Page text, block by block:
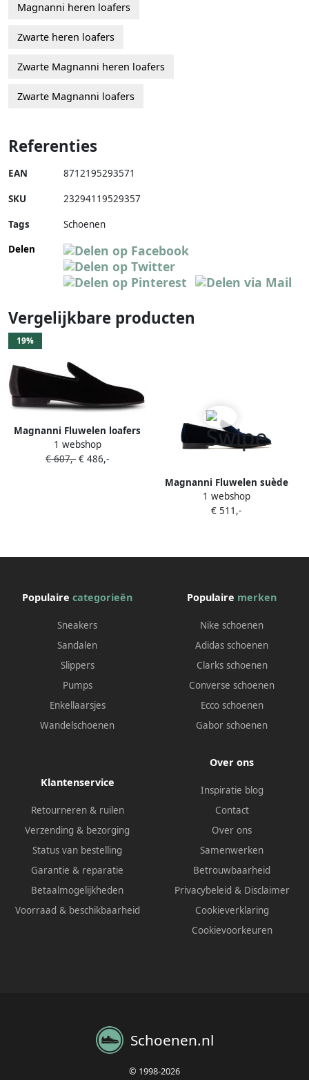
Magnanni heren loafers
Zwarte heren loafers
Zwarte Magnanni heren loafers
Zwarte Magnanni loafers
Referenties
EAN 8712195293571
SKU 23294119529357
Tags
Schoenen
Delen
Vergelijkbare producten
19%
Magnanni Fluwelen loafers
Zwart
1 webshop
€ 607,- € 486,-
Magnanni Fluwelen suède
loafers Blauw
1 webshop
€ 511,-
Populaire categorieën
Sneakers
Sandalen
Slippers
Pumps
Enkellaarsjes
Wandelschoenen
Populaire merken
Nike schoenen
Adidas schoenen
Clarks schoenen
Converse schoenen
Ecco schoenen
Gabor schoenen
Klantenservice
Retourneren & ruilen
Verzending & bezorging
Status van bestelling
Garantie & reparatie
Betaalmogelijkheden
Voorraad & beschikbaarheid
Over ons
Inspiratie blog
Contact
Over ons
Samenwerken
Betrouwbaarheid
Privacybeleid & Disclaimer
Cookieverklaring
Cookievoorkeuren
Schoenen.nl
© 1998-2026